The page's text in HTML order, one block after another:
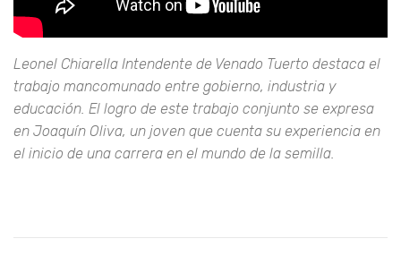
Leonel Chiarella Intendente de Venado Tuerto destaca el
trabajo mancomunado entre gobierno, industria y
educación. El logro de este trabajo conjunto se expresa
en Joaquín Oliva, un joven que cuenta su experiencia en
el inicio de una carrera en el mundo de la semilla.